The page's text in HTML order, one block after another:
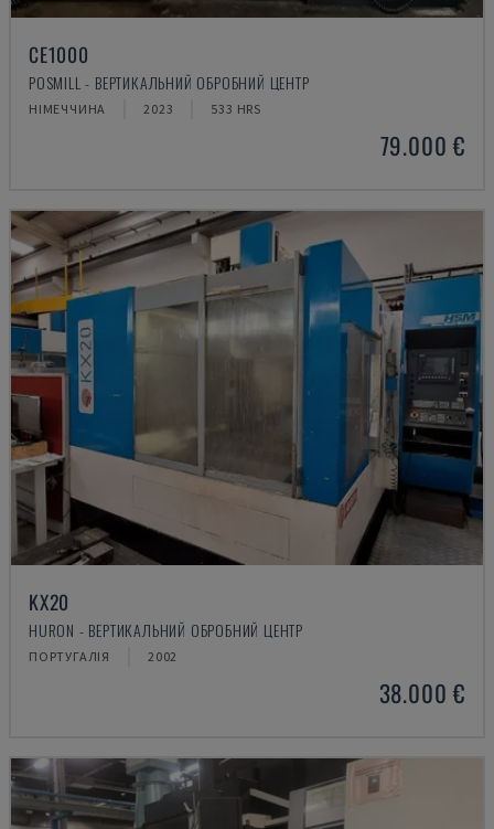
CE1000
POSMILL - ВЕРТИКАЛЬНИЙ ОБРОБНИЙ ЦЕНТР
НІМЕЧЧИНА 2023 533 HRS
79.000 €
KX20
HURON - ВЕРТИКАЛЬНИЙ ОБРОБНИЙ ЦЕНТР
ПОРТУГАЛІЯ 2002
38.000 €